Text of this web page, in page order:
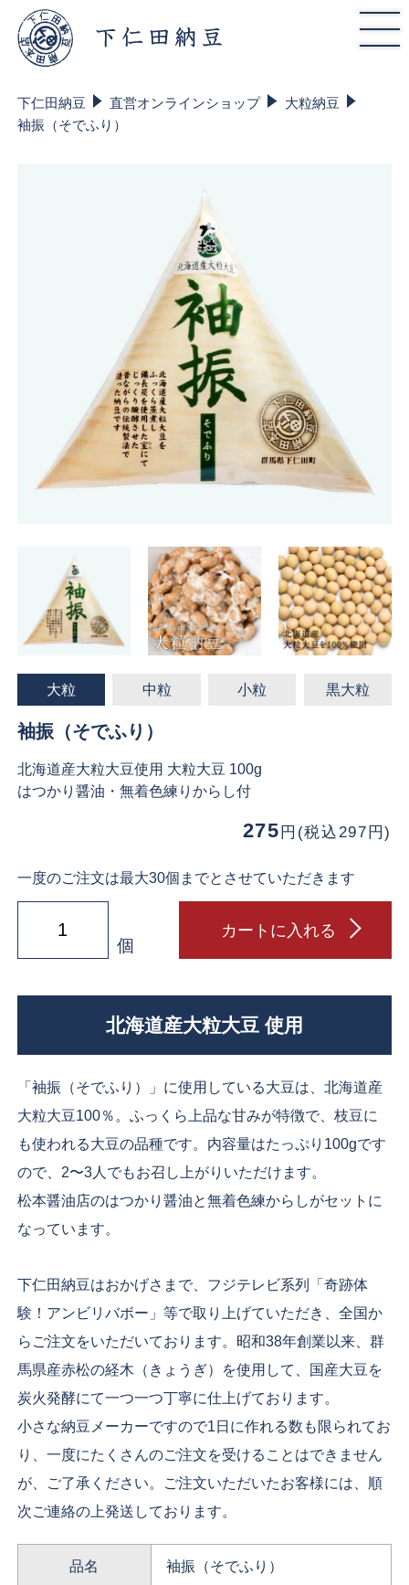
下仁田納豆 直営オンラインショップ
大粒納豆
袖振（そでふり）
大粒 中粒 小粒 黒大粒
袖振（そでふり）
北海道産大粒大豆使用 大粒大豆 100g
はつかり醤油・無着色練りからし付
275 円(税込297円)
一度のご注文は最大30個までとさせていただきます
個
カートに入れる
北海道産大粒大豆 使用
「袖振（そでふり）」に使用している大豆は、北海道産
大粒大豆100％。ふっくら上品な甘みが特徴で、枝豆に
も使われる大豆の品種です。内容量はたっぷり100gです
ので、2〜3人でもお召し上がりいただけます。
松本醤油店のはつかり醤油と無着色練からしがセットに
なっています。
下仁田納豆はおかげさまで、フジテレビ系列「奇跡体
験！アンビリバボー」等で取り上げていただき、全国か
らご注文をいただいております。昭和38年創業以来、群
馬県産赤松の経木（きょうぎ）を使用して、国産大豆を
炭火発酵にて一つ一つ丁寧に仕上げております。
小さな納豆メーカーですので1日に作れる数も限られてお
り、一度にたくさんのご注文を受けることはできません
が、ご了承ください。ご注文いただいたお客様には、順
次ご連絡の上発送しております。
品名 袖振（そでふり）